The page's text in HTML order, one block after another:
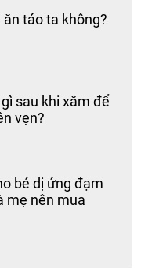
ăn táo ta không?
sau khi xăm để
vẹn?
bé dị ứng đạm
mẹ nên mua